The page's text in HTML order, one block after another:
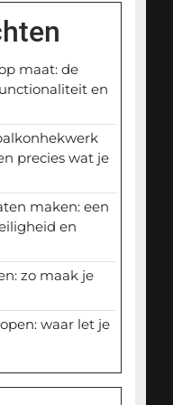
maat: de
en
precies wat je
maken: een
en
zo maak je
waar let je